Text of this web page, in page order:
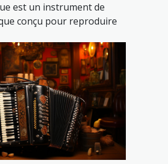
est un instrument de
conçu pour reproduire